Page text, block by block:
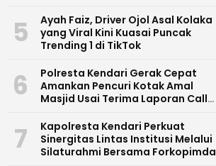
5
Ayah Faiz, Driver Ojol Asal Kolaka
yang Viral Kini Kuasai Puncak
Trending 1 di TikTok
6
Polresta Kendari Gerak Cepat
Amankan Pencuri Kotak Amal
Masjid Usai Terima Laporan Call
7
Kapolresta Kendari Perkuat
Sinergitas Lintas Institusi Melalui
Silaturahmi Bersama Forkopimda